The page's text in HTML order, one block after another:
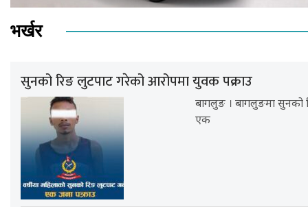
भर्खर
सुनको रिङ लुटपाट गरेको आरोपमा युवक पक्राउ
बागलुङ । बागलुङमा सुनको
एक